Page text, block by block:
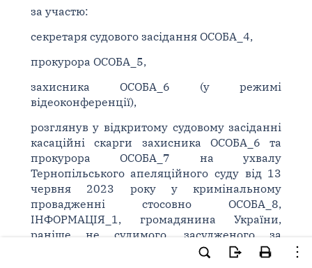
за участю:
секретаря судового засідання ОСОБА_4,
прокурора ОСОБА_5,
захисника ОСОБА_6 (у режимі
відеоконференції),
розглянув у відкритому судовому засіданні
касаційні скарги захисника ОСОБА_6 та
прокурора ОСОБА_7 на ухвалу
Тернопільського апеляційного суду від 13
червня 2023 року у кримінальному
провадженні стосовно ОСОБА_8,
ІНФОРМАЦІЯ_1, громадянина України,
раніше не судимого, засудженого за
вчинення кримінального правопорушення,